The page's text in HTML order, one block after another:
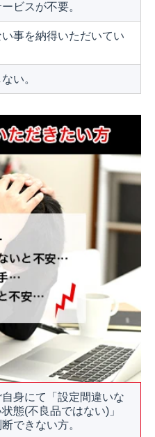
ビスが不要。
事を納得いただいてい
い。
身にて「設定間違いな
態(不良品ではない)」
できない方。